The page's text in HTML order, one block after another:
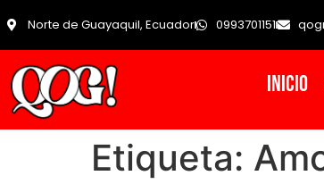
Norte de Guayaquil, Ecuador 0993701151
INICIO
Etiqueta: